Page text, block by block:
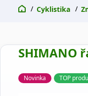
Cyklistika
SHIMANO
Novinka TOP